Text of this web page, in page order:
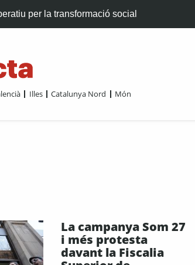
per la transformació social
Illes Catalunya Nord Món
La campanya Som 27
i més protesta
davant la Fiscalia